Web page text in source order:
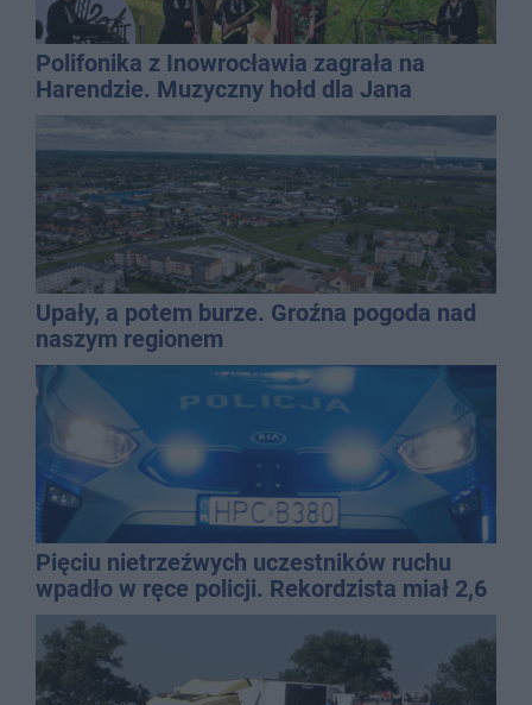
Polifonika z Inowrocławia zagrała na
Harendzie. Muzyczny hołd dla Jana
Kasprowicza
Upały, a potem burze. Groźna pogoda nad
naszym regionem
Pięciu nietrzeźwych uczestników ruchu
wpadło w ręce policji. Rekordzista miał 2,6
promila